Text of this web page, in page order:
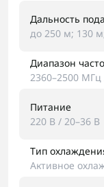
Дальность
до 250 м; 130
Диапазон
2360–2500
Питание
220 В / 20–36 В
Тип
Активное